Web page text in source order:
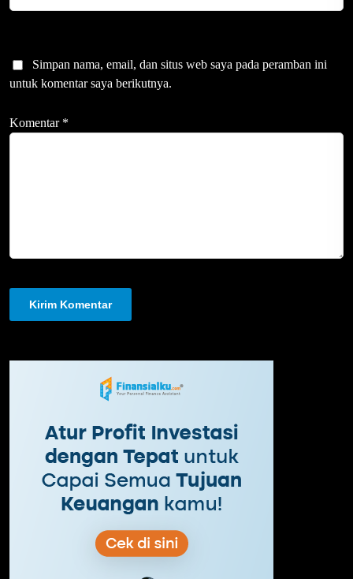
Simpan nama, email, dan situs web saya pada peramban ini
untuk komentar saya berikutnya.
Komentar *